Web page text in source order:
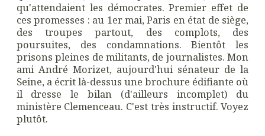
qu'attendaient les démocrates. Premier effet de
ces promesses : au 1er mai, Paris en état de siège,
des troupes partout, des complots, des
poursuites, des condamnations. Bientôt les
prisons pleines de militants, de journalistes. Mon
ami André Morizet, aujourd'hui sénateur de la
Seine, a écrit là-dessus une brochure édifiante où
il dresse le bilan (d'ailleurs incomplet) du
ministère Clemenceau. C'est très instructif. Voyez
plutôt.